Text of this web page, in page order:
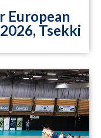
European
Tsekki